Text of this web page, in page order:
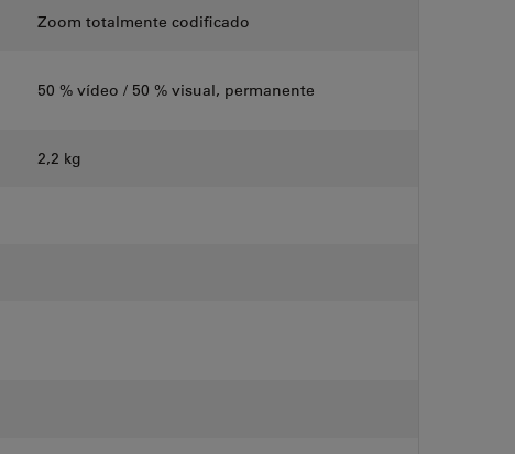
Zoom totalmente codificado
50 % vídeo / 50 % visual, permanente
2,2 kg